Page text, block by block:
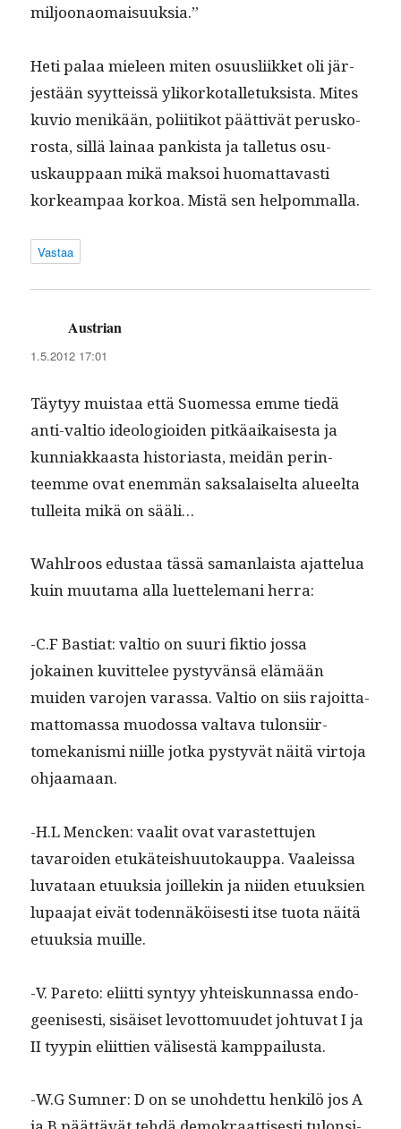
miljoonaomaisuuksia.”
Heti palaa mieleen miten osu­us­li­ikket oli jär­
jestään syyt­teis­sä yliko­rko­tal­letuk­sista. Mites
kuvio menikään, poli­itikot päät­tivät perusko­
ros­ta, sil­lä lainaa pankista ja tal­letus osu­
uskaup­paan mikä mak­soi huo­mat­tavasti
korkeam­paa korkoa. Mis­tä sen helpommalla.
Vastaa
Austrian
1.5.2012 17:01
Täy­tyy muis­taa että Suomes­sa emme tiedä
anti-val­tio ide­olo­gioiden pitkäaikaises­ta ja
kun­ni­akkaas­ta his­to­ri­as­ta, mei­dän per­in­
teemme ovat enem­män sak­salaiselta alueelta
tullei­ta mikä on sääli…
Wahlroos edus­taa tässä saman­laista ajat­telua
kuin muu­ta­ma alla luet­tele­mani herra:
-C.F Bas­ti­at: val­tio on suuri fik­tio jos­sa
jokainen kuvit­telee pystyvän­sä elämään
muiden varo­jen varas­sa. Val­tio on siis rajoit­ta­
mat­tomas­sa muo­dos­sa val­ta­va tulon­si­ir­
tomekanis­mi niille jot­ka pystyvät näitä vir­to­ja
ohjaamaan.
-H.L Menck­en: vaalit ovat varastet­tu­jen
tavaroiden etukäteishu­u­tokaup­pa. Vaaleis­sa
luvataan etuuk­sia joillekin ja niiden etuuk­sien
lupaa­jat eivät toden­näköis­es­ti itse tuo­ta näitä
etuuk­sia muille.
-V. Pare­to: eli­it­ti syn­tyy yhteiskun­nas­sa endo­
geenis­es­ti, sisäiset lev­ot­to­muudet johtu­vat I ja
II tyypin eli­it­tien välis­es­tä kamppailusta.
-W.G Sum­n­er: D on se uno­hdet­tu henkilö jos A